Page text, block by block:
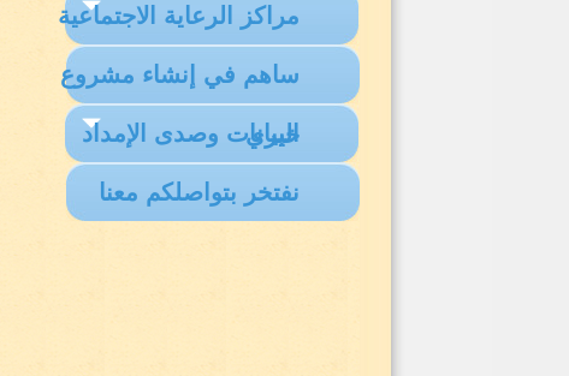
مراكز الرعاية الاجتماعية
ساهم في إنشاء مشروع
خيري
البيانات وصدى الإمداد
نفتخر بتواصلكم معنا